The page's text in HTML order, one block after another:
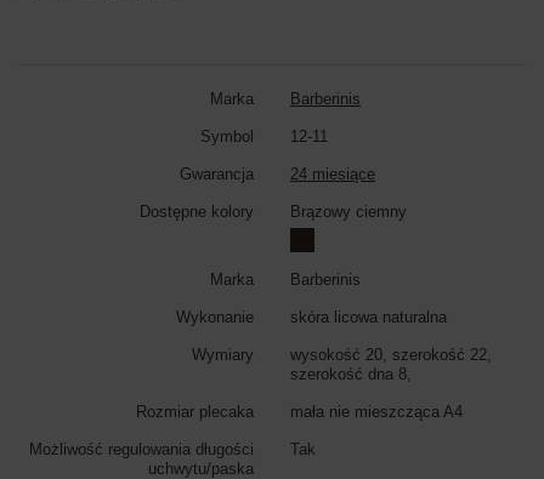
Marka Barberinis
Symbol 12-11
Gwarancja 24 miesiące
Dostępne kolory Brązowy ciemny
Marka Barberinis
Wykonanie skóra licowa naturalna
Wymiary
wysokość 20, szerokość 22,
szerokość dna 8,
Rozmiar plecaka mała nie mieszcząca A4
Możliwość regulowania długości
uchwytu/paska
Tak